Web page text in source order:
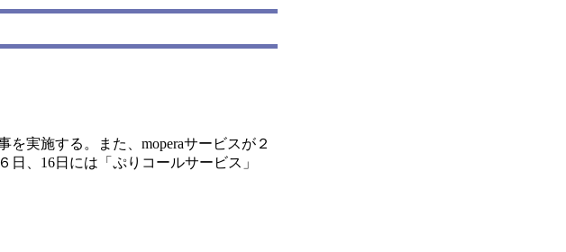
実施する。また、moperaサービスが２
、16日には「ぷりコールサービス」